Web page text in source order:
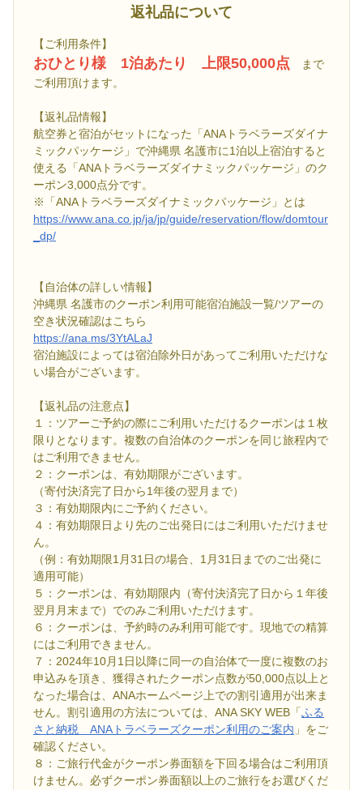
返礼品について
【ご利用条件】
おひとり様 1泊あたり 上限50,000点
まで
ご利用頂けます。
【返礼品情報】
航空券と宿泊がセットになった「ANAトラベラーズダイナ
ミックパッケージ」で沖縄県 名護市に1泊以上宿泊すると
使える「ANAトラベラーズダイナミックパッケージ」のク
ーポン3,000点分です。
※「ANAトラベラーズダイナミックパッケージ」とは
https://www.ana.co.jp/ja/jp/guide/reservation/flow/domtour
_dp/
【自治体の詳しい情報】
沖縄県 名護市のクーポン利用可能宿泊施設一覧/ツアーの
空き状況確認はこちら
https://ana.ms/3YtALaJ
宿泊施設によっては宿泊除外日があってご利用いただけな
い場合がございます。
【返礼品の注意点】
１：ツアーご予約の際にご利用いただけるクーポンは１枚
限りとなります。複数の自治体のクーポンを同じ旅程内で
はご利用できません。
２：クーポンは、有効期限がございます。
（寄付決済完了日から1年後の翌月まで）
３：有効期限内にご予約ください。
４：有効期限日より先のご出発日にはご利用いただけませ
ん。
（例：有効期限1月31日の場合、1月31日までのご出発に
適用可能）
５：クーポンは、有効期限内（寄付決済完了日から１年後
翌月月末まで）でのみご利用いただけます。
６：クーポンは、予約時のみ利用可能です。現地での精算
にはご利用できません。
７：2024年10月1日以降に同一の自治体で一度に複数のお
申込みを頂き、獲得されたクーポン点数が50,000点以上と
なった場合は、ANAホームページ上での割引適用が出来ま
せん。割引適用の方法については、ANA SKY WEB「ふる
さと納税 ANAトラベラーズクーポン利用のご案内 」をご
確認ください。
８：ご旅行代金がクーポン券面額を下回る場合はご利用頂
けません。必ずクーポン券面額以上のご旅行をお選びくだ